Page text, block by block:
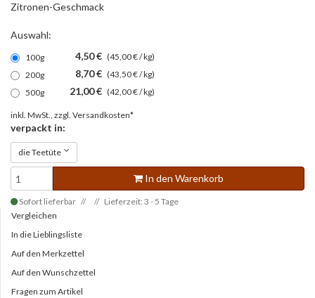
Zitronen-Geschmack
Auswahl:
100g 4,50 € (45,00 € / kg)
200g
8,70 € (43,50 € / kg)
500g
21,00 € (42,00 € / kg)
inkl. MwSt., zzgl. Versandkosten*
verpackt in:
die Teetüte
In den Warenkorb
Sofort lieferbar
Lieferzeit: 3 - 5 Tage
Vergleichen
In die Lieblingsliste
Auf den Merkzettel
Auf den Wunschzettel
Fragen zum Artikel